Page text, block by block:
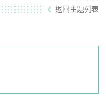
返回主題列表